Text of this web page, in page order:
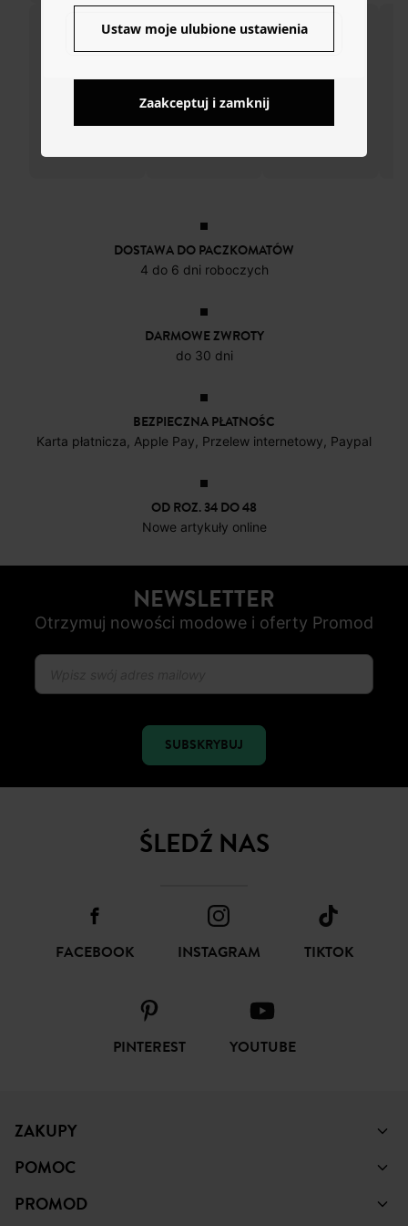
NO
DOSTAWA DO PACZKOMATÓW
4 do 6 dni roboczych
DARMOWE ZWROTY
do 30 dni
BEZPIECZNA PŁATNOŚC
Karta płatnicza, Apple Pay, Przelew internetowy, Paypal
OD ROZ. 34 DO 48
Nowe artykuły online
NEWSLETTER
Otrzymuj nowości modowe i oferty Promod
SUBSKRYBUJ
ŚLEDŹ NAS
FACEBOOK INSTAGRAM TIKTOK
PINTEREST YOUTUBE
ZAKUPY
POMOC
PROMOD
Ustaw moje ulubione ustawienia
Zaakceptuj i zamknij